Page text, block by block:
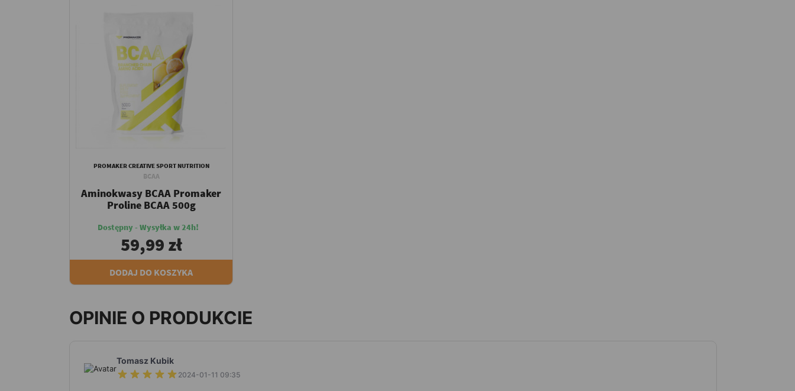
PROMAKER CREATIVE SPORT NUTRITION
BCAA
Aminokwasy BCAA Promaker
Proline BCAA 500g
Dostępny - Wysyłka w 24h!
59,99 zł
DODAJ DO KOSZYKA
OPINIE O PRODUKCIE
Tomasz Kubik
2024-01-11 09:35